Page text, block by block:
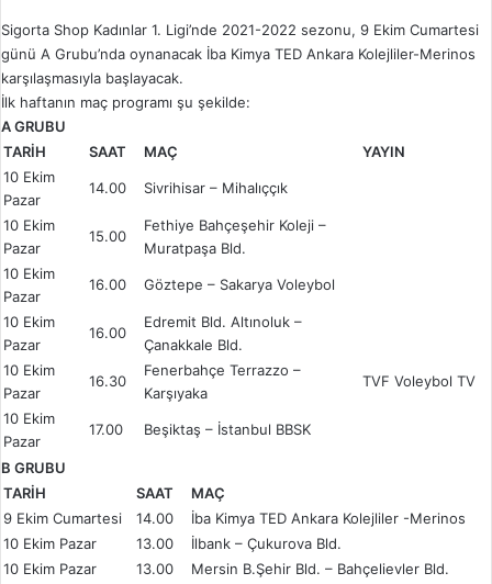
Sigorta Shop Kadınlar 1. Ligi’nde 2021-2022 sezonu, 9 Ekim Cumartesi
günü A Grubu’nda oynanacak İba Kimya TED Ankara Kolejliler-Merinos
karşılaşmasıyla başlayacak.
İlk haftanın maç programı şu şekilde:
A GRUBU
TARİH
SAAT MAÇ
YAYIN
10 Ekim
Pazar
14.00 Sivrihisar – Mihalıççık
10 Ekim
Pazar
15.00
Fethiye Bahçeşehir Koleji –
Muratpaşa Bld.
10 Ekim
Pazar
16.00 Göztepe – Sakarya Voleybol
10 Ekim
Pazar
16.00
Edremit Bld. Altınoluk –
Çanakkale Bld.
10 Ekim
Pazar
16.30
Fenerbahçe Terrazzo –
Karşıyaka
TVF Voleybol TV
10 Ekim
Pazar
17.00 Beşiktaş – İstanbul BBSK
B GRUBU
TARİH
SAAT
MAÇ
9 Ekim Cumartesi
14.00
İba Kimya TED Ankara Kolejliler -Merinos
10 Ekim Pazar
13.00
İlbank – Çukurova Bld.
10 Ekim Pazar
13.00
Mersin B.Şehir Bld. – Bahçelievler Bld.